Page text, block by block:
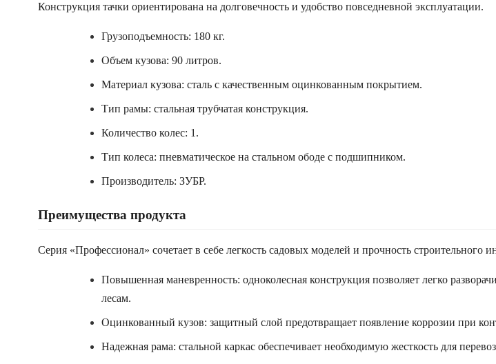
Конструкция тачки ориентирована на долговечность и удобство повседневной эксплуатации.
Грузоподъемность: 180 кг.
Объем кузова: 90 литров.
Материал кузова: сталь с качественным оцинкованным покрытием.
Тип рамы: стальная трубчатая конструкция.
Количество колес: 1.
Тип колеса: пневматическое на стальном ободе с подшипником.
Производитель: ЗУБР.
Преимущества продукта
Серия «Профессионал» сочетает в себе легкость садовых моделей и прочность строительного
Повышенная маневренность: одноколесная конструкция позволяет легко
лесам.
Оцинкованный кузов: защитный слой предотвращает появление коррозии при
Надежная рама: стальной каркас обеспечивает необходимую жесткость для